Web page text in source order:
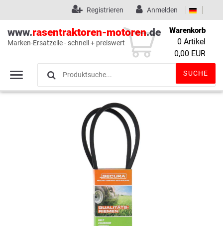
Wunschliste (0)
Anmelden
Registrieren
www.rasentraktoren-motoren.de
Marken-Ersatzeile - schnell + preiswert
SUCHE
Warenkorb
0 Artikel
0,00 EUR